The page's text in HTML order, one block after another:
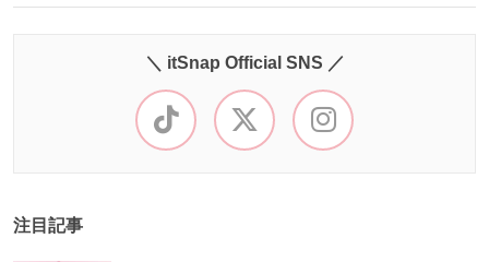
＼ itSnap Official SNS ／
注目記事